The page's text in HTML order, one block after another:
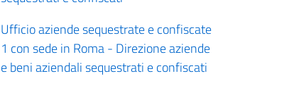
Ufficio aziende sequestrate e confiscate
1 con sede in Roma - Direzione aziende
e beni aziendali sequestrati e confiscati